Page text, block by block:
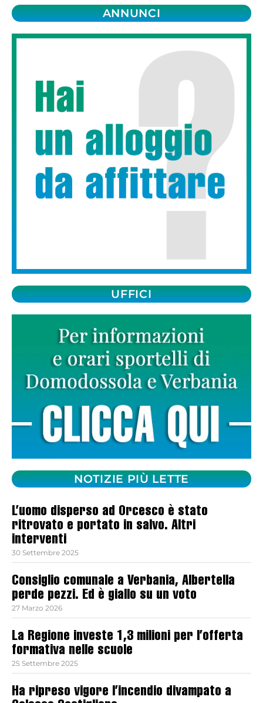
ANNUNCI
UFFICI
NOTIZIE PIÙ LETTE
L’uomo disperso ad Orcesco è stato
ritrovato e portato in salvo. Altri
interventi
30 Settembre 2025
Consiglio comunale a Verbania, Albertella
perde pezzi. Ed è giallo su un voto
27 Marzo 2026
La Regione investe 1,3 milioni per l’offerta
formativa nelle scuole
25 Settembre 2025
Ha ripreso vigore l’incendio divampato a